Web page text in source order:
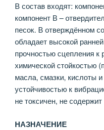
В состав входят:
компонент В –
песок. В отверждённом
обладает высокой
прочностью сцепления
химической стойкостью
масла, смазки, кислоты
устойчивостью к
не токсичен, не
НАЗНАЧЕНИЕ